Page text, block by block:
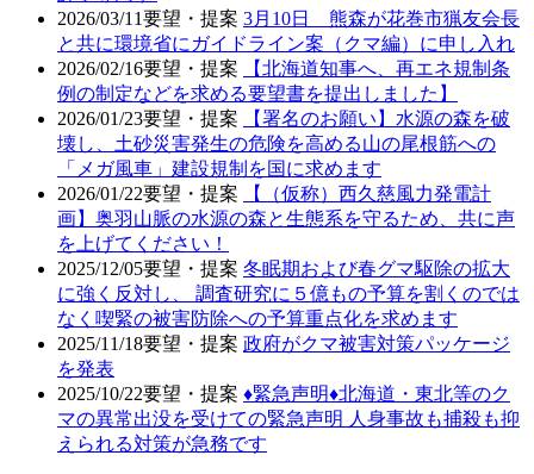
2026/03/11要望・提案 3月10日 熊森が花巻市猟友会長
と共に環境省にガイドライン案（クマ編）に申し入れ
2026/02/16要望・提案
【北海道知事へ、再エネ規制条
例の制定などを求める要望書を提出しました】
2026/01/23要望・提案
【署名のお願い】水源の森を破
壊し、土砂災害発生の危険を高める山の尾根筋への
「メガ風車」建設規制を国に求めます
2026/01/22要望・提案
【（仮称）西久慈風力発電計
画】奥羽山脈の水源の森と生態系を守るため、共に声
を上げてください！
2025/12/05要望・提案 冬眠期および春グマ駆除の拡大
に強く反対し、 調査研究に５億もの予算を割くのでは
なく喫緊の被害防除への予算重点化を求めます
2025/11/18要望・提案 政府がクマ被害対策パッケージ
を発表
2025/10/22要望・提案 ♦️緊急声明♦️北海道・東北等のク
マの異常出没を受けての緊急声明 人身事故も捕殺も抑
えられる対策が急務です